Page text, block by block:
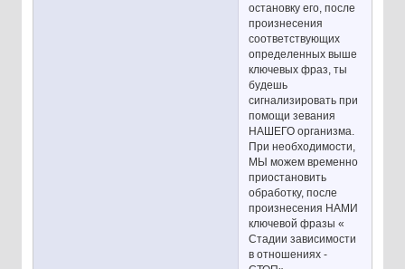
остановку его, после
произнесения
соответствующих
определенных выше
ключевых фраз, ты
будешь
сигнализировать при
помощи зевания
НАШЕГО организма.
При необходимости,
МЫ можем временно
приостановить
обработку, после
произнесения НАМИ
ключевой фразы «
Стадии зависимости
в отношениях -